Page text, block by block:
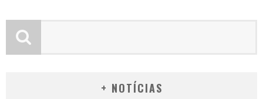
+ NOTÍCIAS